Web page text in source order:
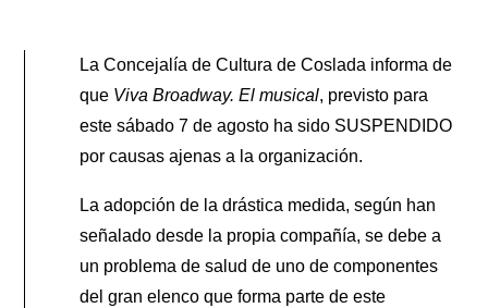
La Concejalía de Cultura de Coslada informa de
que Viva Broadway. El musical, previsto para
este sábado 7 de agosto ha sido SUSPENDIDO
por causas ajenas a la organización.
La adopción de la drástica medida, según han
señalado desde la propia compañía, se debe a
un problema de salud de uno de componentes
del gran elenco que forma parte de este